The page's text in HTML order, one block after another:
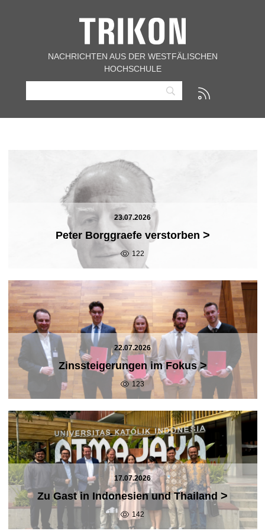
NACHRICHTEN AUS DER WESTFÄLISCHEN
HOCHSCHULE
23.07.2026
Peter Borggraefe verstorben >
122
22.07.2026
Zinssteigerungen im Fokus>
123
17.07.2026
Zu Gast in Indonesien und Thailand >
142